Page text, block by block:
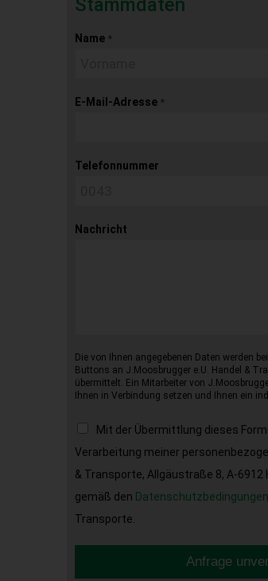
Stammdaten
Name *
E-Mail-Adresse *
Telefonnummer
Nachricht
Die von Ihnen angegebenen Daten werden
Buttons an J.Moosbrugger e.U. Handel &
übermittelt. Ein Mitarbeiter von
Ihnen in Verbindung setzen und Ihnen ein
Mit der Übermittlung dieses
Verarbeitung meiner
& Transporte, Allgäustraße 8, A-
gemäß den Datenschutzbedingungen
Transporte.
Anfrage